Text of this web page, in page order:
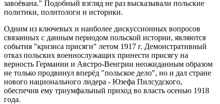
завоёвана." Подобный взгляд не раз высказывали польские
политики, политологи и историки.
Одним из ключевых и наиболее дискуссионных вопросов
связанных с данным периодом польской истории, являются
события "кризиса присяги" летом 1917 г. Демонстративный
отказ польских военнослужащих принести присягу на
верность Германии и Австро-Венгрии неожиданным образом
не только продвинул вперёд "польское дело", но и дал стране
нового национального лидера - Юзефа Пилсудского,
обеспечив ему триумфальный приход во власть осенью 1918
года.